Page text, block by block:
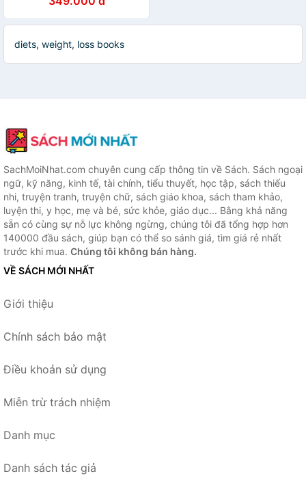
diets, weight, loss books
SachMoiNhat.com chuyên cung cấp thông tin về Sách. Sách ngoại
ngữ, kỹ năng, kinh tế, tài chính, tiểu thuyết, học tập, sách thiếu
nhi, truyện tranh, truyện chữ, sách giáo khoa, sách tham khảo,
luyện thi, y học, mẹ và bé, sức khỏe, giáo dục... Bằng khả năng
sẵn có cùng sự nỗ lực không ngừng, chúng tôi đã tổng hợp hơn
140000 đầu sách, giúp bạn có thể so sánh giá, tìm giá rẻ nhất
trước khi mua. Chúng tôi không bán hàng.
VỀ SÁCH MỚI NHẤT
Giới thiệu
Chính sách bảo mật
Điều khoản sử dụng
Miễn trừ trách nhiệm
Danh mục
Danh sách tác giả